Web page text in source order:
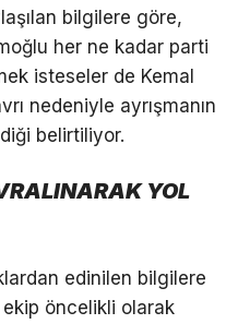
bilgilere göre,
her ne kadar parti
isteseler de Kemal
nedeniyle ayrışmanın
belirtiliyor.
YOL
edinilen bilgilere
ekip öncelikli olarak